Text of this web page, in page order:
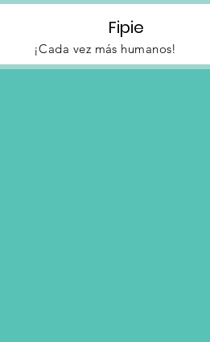
Fipie
¡Cada vez más humanos!